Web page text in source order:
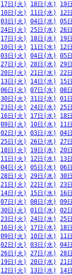
17日(火) 18日(水) 19
10日(火) 11日(水) 12
03日(火) 04日(水) 05
24日(火) 25日(水) 26
17日(火) 18日(水) 19
10日(火) 11日(水) 12
03日(火) 04日(水) 05
27日(火) 28日(水) 29
20日(火) 21日(水) 22
13日(火) 14日(水) 15
06日(火) 07日(水) 08
30日(火) 31日(水) 01
23日(火) 24日(水) 25
16日(火) 17日(水) 18
09日(火) 10日(水) 11
02日(火) 03日(水) 04
25日(火) 26日(水) 27
18日(火) 19日(水) 20
11日(火) 12日(水) 13
04日(火) 05日(水) 06
28日(火) 29日(水) 30
21日(火) 22日(水) 23
14日(火) 15日(水) 16
07日(火) 08日(水) 09
30日(火) 01日(水) 02
23日(火) 24日(水) 25
16日(火) 17日(水) 18
09日(火) 10日(水) 11
02日(火) 03日(水) 04
26日(火) 27日(水) 28
19日(火) 20日(水) 21
12日(火) 13日(水) 14